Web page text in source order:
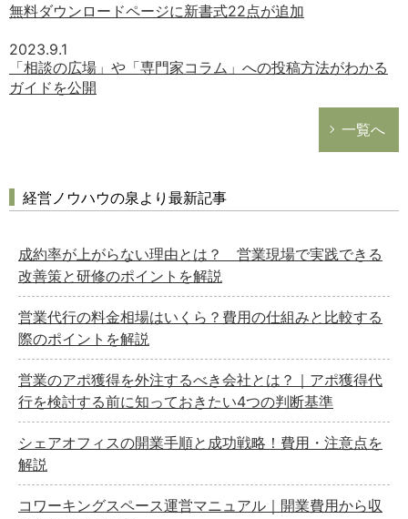
無料ダウンロードページに新書式22点が追加
2023.9.1
「相談の広場」や「専門家コラム」への投稿方法がわかる
ガイドを公開
一覧へ
経営ノウハウの泉より最新記事
成約率が上がらない理由とは？ 営業現場で実践できる
改善策と研修のポイントを解説
営業代行の料金相場はいくら？費用の仕組みと比較する
際のポイントを解説
営業のアポ獲得を外注するべき会社とは？｜アポ獲得代
行を検討する前に知っておきたい4つの判断基準
シェアオフィスの開業手順と成功戦略！費用・注意点を
解説
コワーキングスペース運営マニュアル｜開業費用から収